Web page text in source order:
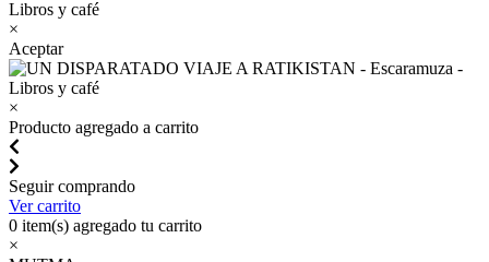
×
Aceptar
×
Producto agregado a carrito
Seguir comprando
Ver carrito
0 item(s) agregado tu carrito
×